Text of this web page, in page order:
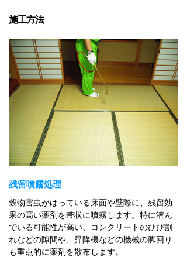
施工方法
残留噴霧処理
穀物害虫がはっている床面や壁際に、残留効
果の高い薬剤を帯状に噴霧します。特に潜ん
でいる可能性が高い、コンクリートのひび割
れなどの隙間や、昇降機などの機械の脚回り
も重点的に薬剤を散布します。